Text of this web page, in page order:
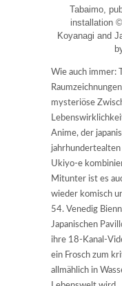
Tabaimo,
installation
Koyanagi and
Wie auch immer:
mysteriöse
Anime, der
jahrhundertealten
Ukiyo-e
Mitunter ist es
wieder komisch
54. Venedig
Japanischen
ihre 18-Kanal-
ein Frosch zum
allmählich in